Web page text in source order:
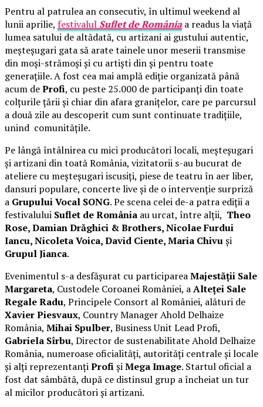
Pentru al patrulea an consecutiv, în ultimul weekend al
lunii aprilie, festivalul Suflet de România a readus la viață
lumea satului de altădată, cu artizani ai gustului autentic,
meșteșugari gata să arate tainele unor meserii transmise
din moși-strămoși și cu artiști din și pentru toate
generațiile. A fost cea mai amplă ediție organizată până
acum deProfi, cu peste 25.000 de participanți din toate
colțurile țării și chiar din afara granițelor, care pe parcursul
a două zile au descoperit cum sunt continuate tradițiile,
unind comunitățile.
Pe lângă întâlnirea cu mici producători locali, meșteșugari
și artizani din toată România, vizitatorii s-au bucurat de
ateliere cu meșteșugari iscusiți, piese de teatru în aer liber,
dansuri populare, concerte live și de o intervenție surpriză
a Grupului Vocal SONG. Pe scena celei de-a patra ediții a
festivalului Suflet de România au urcat, între alții, Theo
Rose, Damian Drăghici & Brothers, Nicolae Furdui
Iancu, Nicoleta Voica, David Ciente, Maria Chivuși
Grupul Jianca.
Evenimentul s-a desfășurat cu participareaMajestății Sale
Margareta, Custodele Coroanei României, aAlteței Sale
Regale Radu, Principele Consort al României, alături de
Xavier Piesvaux, Country Manager Ahold Delhaize
România, Mihai Spulber, Business Unit Lead Profi,
Gabriela Sîrbu, Director de sustenabilitate Ahold Delhaize
România, numeroase oficialități, autorități centrale și locale
și alți reprezentanțiProfișiMega Image. Startul oficial a
fost dat sâmbătă, după ce distinsul grup a încheiat un tur
al micilor producători și artizani.